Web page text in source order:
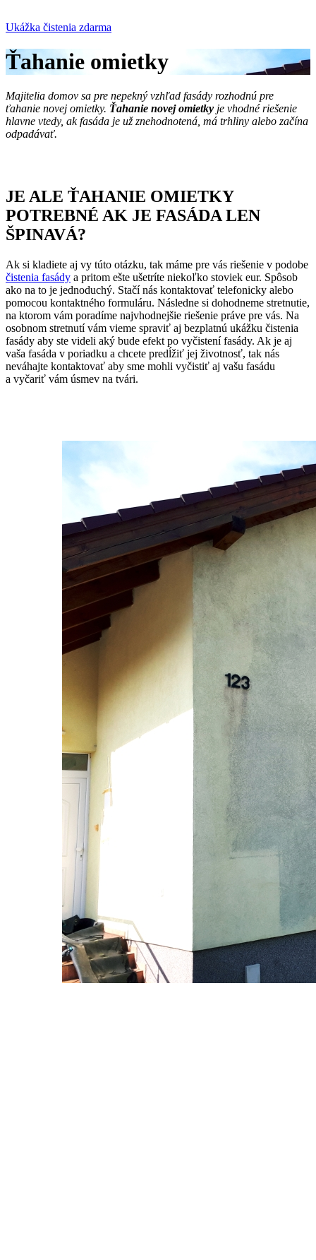
Ukážka čistenia zdarma
Ťahanie omietky
Majitelia domov sa pre nepekný vzhľad fasády rozhodnú pre
ťahanie novej omietky. Ťahanie novej omietky je vhodné riešenie
hlavne vtedy, ak fasáda je už znehodnotená, má trhliny alebo začína
odpadávať.
JE ALE ŤAHANIE OMIETKY
POTREBNÉ AK JE FASÁDA LEN
ŠPINAVÁ?
Ak si kladiete aj vy túto otázku, tak máme pre vás riešenie v podobe
čistenia fasády a pritom ešte ušetríte niekoľko stoviek eur. Spôsob
ako na to je jednoduchý. Stačí nás kontaktovať telefonicky alebo
pomocou kontaktného formuláru. Následne si dohodneme stretnutie,
na ktorom vám poradíme najvhodnejšie riešenie práve pre vás. Na
osobnom stretnutí vám vieme spraviť aj bezplatnú ukážku čistenia
fasády aby ste videli aký bude efekt po vyčistení fasády. Ak je aj
vaša fasáda v poriadku a chcete predĺžiť jej životnosť, tak nás
neváhajte kontaktovať aby sme mohli vyčistiť aj vašu fasádu
a vyčariť vám úsmev na tvári.